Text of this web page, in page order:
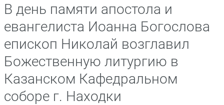
В день памяти апостола и
евангелиста Иоанна Богослова
епископ Николай возглавил
Божественную литургию в
Казанском Кафедральном
соборе г. Находки